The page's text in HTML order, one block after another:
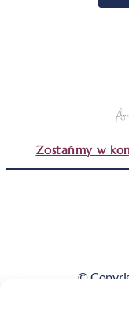
Zostańmy w
©
Wszystkie